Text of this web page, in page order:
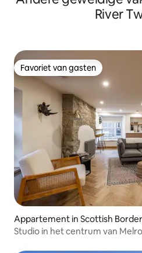
River
Favoriet van gasten
Favoriet van gasten
Appartement in Scottish
Studio in het centrum van